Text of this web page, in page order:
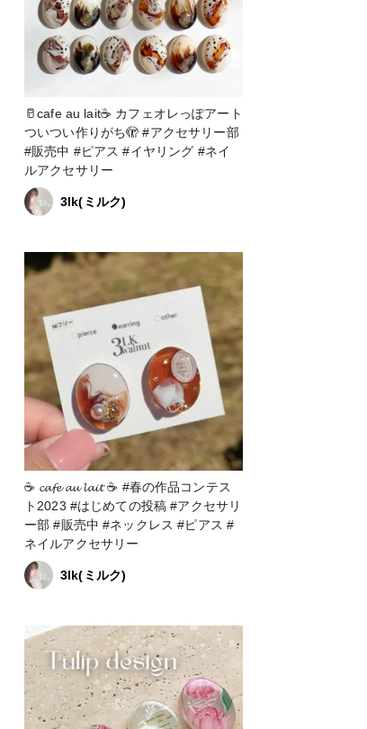
🥛cafe au lait☕ カフェオレっぽアート
ついつい作りがち🫣 #アクセサリー部
#販売中 #ピアス #イヤリング #ネイ
ルアクセサリー
3lk(ミルク)
☕ 𝓬𝓪𝓯𝓮 𝓪𝓾 𝓵𝓪𝓲𝓽 ☕ #春の作品コンテス
ト2023 #はじめての投稿 #アクセサリ
ー部 #販売中 #ネックレス #ピアス #
ネイルアクセサリー
3lk(ミルク)